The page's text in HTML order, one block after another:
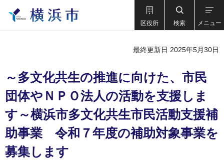
区役所 検索 メニュー
最終更新日 2025年5月30日
～多文化共生の推進に向けた、市民
団体やＮＰＯ法人の活動を支援しま
す～横浜市多文化共生市民活動支援補
助事業 令和７年度の補助対象事業を
募集します